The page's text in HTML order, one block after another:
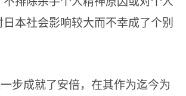
本社会影响较大而不幸成了个别
步成就了安倍，在其作为迄今为